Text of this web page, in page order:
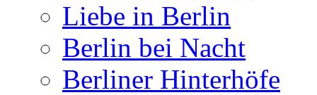
Liebe in Berlin
Berlin bei Nacht
Berliner Hinterhöfe